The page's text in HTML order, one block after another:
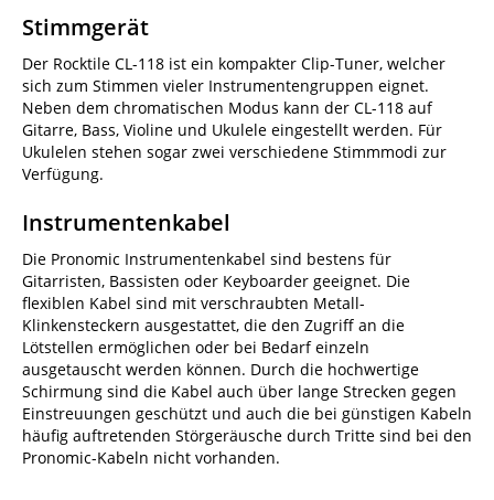
Stimmgerät
Der Rocktile CL-118 ist ein kompakter Clip-Tuner, welcher
sich zum Stimmen vieler Instrumentengruppen eignet.
Neben dem chromatischen Modus kann der CL-118 auf
Gitarre, Bass, Violine und Ukulele eingestellt werden. Für
Ukulelen stehen sogar zwei verschiedene Stimmmodi zur
Verfügung.
Instrumentenkabel
Die Pronomic Instrumentenkabel sind bestens für
Gitarristen, Bassisten oder Keyboarder geeignet. Die
flexiblen Kabel sind mit verschraubten Metall-
Klinkensteckern ausgestattet, die den Zugriff an die
Lötstellen ermöglichen oder bei Bedarf einzeln
ausgetauscht werden können. Durch die hochwertige
Schirmung sind die Kabel auch über lange Strecken gegen
Einstreuungen geschützt und auch die bei günstigen Kabeln
häufig auftretenden Störgeräusche durch Tritte sind bei den
Pronomic-Kabeln nicht vorhanden.